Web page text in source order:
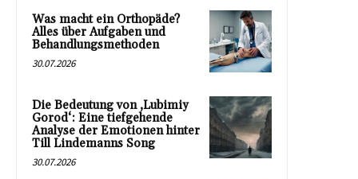
Was macht ein Orthopäde?
Alles über Aufgaben und
Behandlungsmethoden
30.07.2026
Die Bedeutung von ‚Lubimiy
Gorod‘: Eine tiefgehende
Analyse der Emotionen hinter
Till Lindemanns Song
30.07.2026